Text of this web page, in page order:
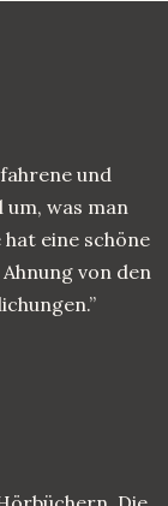
und
was man
eine schöne
von den